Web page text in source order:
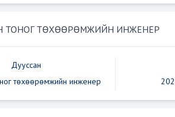
ТОНОГ ТӨХӨӨРӨМЖИЙН ИНЖЕНЕР
Дууссан
төхөөрөмжийн инженер